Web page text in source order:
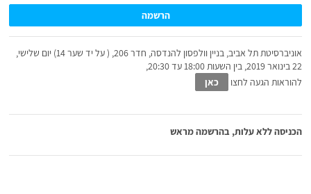
הרשמה
אוניברסיטת תל אביב, בניין וולפסון להנדסה, חדר 206, ( על יד שער 14) יום שלישי,
22 בינואר 2019, בין השעות 18:00 עד 20:30,
להוראות הגעה לחצו
כאן
הכניסה ללא עלות, בהרשמה מראש